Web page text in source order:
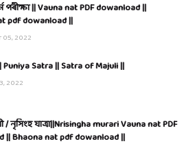
পৰীক্ষা || Vauna nat PDF dowanload ||
pdf dowanload ||
05, 2022
Puniya Satra || Satra of Majuli ||
2022
/ নৃসিংহ যাত্ৰা||Nrisingha murari Vauna nat PDF
|| Bhaona nat pdf dowanload ||